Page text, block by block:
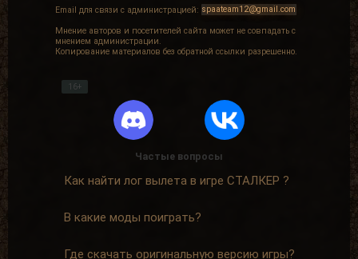
Email для связи с администрацией: spaateam12@gmail.com
Мнение авторов и посетителей сайта может не совпадать с
мнением администрации.
Копирование материалов без обратной ссылки разрешенно.
16+
Частые вопросы
Как найти лог вылета в игре СТАЛКЕР ?
В какие моды поиграть?
Где скачать оригинальную версию игры?